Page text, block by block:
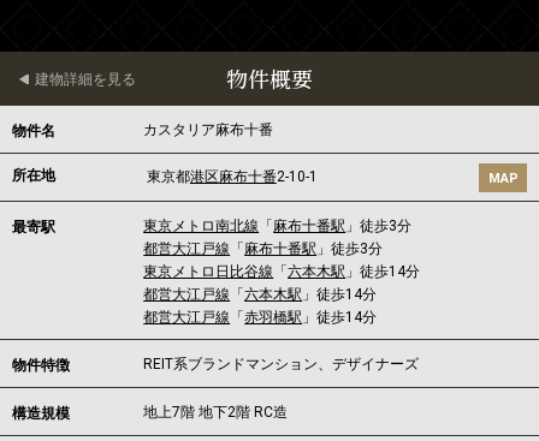
物件概要
建物詳細を見る
物件名 カスタリア麻布十番
所在地 東京都港区麻布十番2-10-1 MAP
最寄駅 東京メトロ南北線 「 麻布十番駅 」徒歩3分
都営大江戸線 「 麻布十番駅 」徒歩3分
東京メトロ日比谷線 「六本木駅 」徒歩14分
都営大江戸線 「六本木駅 」徒歩14分
都営大江戸線 「赤羽橋駅 」徒歩14分
物件特徴 REIT系ブランドマンション、デザイナーズ
構造規模 地上7階 地下2階 RC造